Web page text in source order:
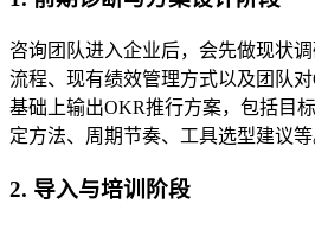
咨询团队进入企业后，会先做现状
流程、现有绩效管理方式以及团队
基础上输出OKR推行方案，包括目
定方法、周期节奏、工具选型建议等
2. 导入与培训阶段